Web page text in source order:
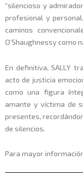
“silencioso y
profesional y
caminos
O’Shaughnessy como
En definitiva, SALLY
acto de justicia
como una figura
amante y víctima de
presentes,
de silencios.
Para mayor